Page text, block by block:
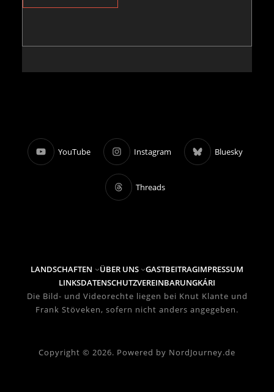
YouTube Instagram Bluesky
Threads
LANDSCHAFTEN ÜBER UNS GASTBEITRAGIMPRESSUM
LINKSDATENSCHUTZVEREINBARUNGKÁRI
Die Bild- und Videorechte liegen bei Knut Klante und
Frank Stöveken, sofern nicht anders angegeben.
Copyright © 2026. Powered by NordJourney.de